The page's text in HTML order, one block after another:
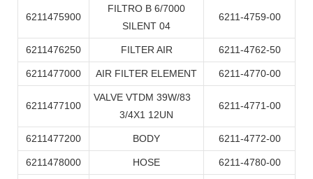
6211475900
FILTRO B 6/7000
SILENT 04
6211-4759-00
6211476250 FILTER AIR 6211-4762-50
6211477000 AIR FILTER ELEMENT 6211-4770-00
6211477100
VALVE VTDM 39W/83
3/4X1 12UN
6211-4771-00
6211477200 BODY 6211-4772-00
6211478000 HOSE 6211-4780-00